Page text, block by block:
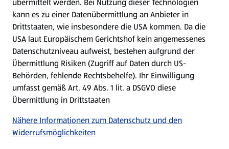
Meine Meinung. Mein HOFER.
Gutscheingroßbestellung
(öffnet in einem neuen Tab)
Folge uns hier:
Jetzt die HOFER App downloaden
kann es zu einer Datenübermittlung an Anbieter in
Drittstaaten, wie insbesondere die USA kommen. Da die
USA laut Europäischem Gerichtshof kein angemessenes
Datenschutzniveau aufweist, bestehen aufgrund der
Übermittlung Risiken (Zugriff auf Daten durch US-
Behörden, fehlende Rechtsbehelfe). Ihr Einwilligung
umfasst gemäß Art. 49 Abs. 1 lit. a DSGVO diese
Übermittlung in Drittstaaten
Nähere Informationen zum Datenschutz und den
Widerrufsmöglichkeiten